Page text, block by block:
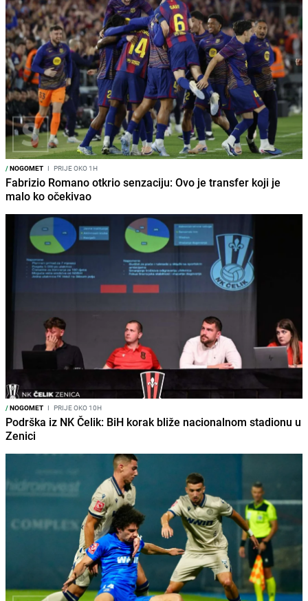
/NOGOMET I PRIJE OKO 1H
Fabrizio Romano otkrio senzaciju: Ovo je transfer koji je
malo ko očekivao
/NOGOMET I PRIJE OKO 10H
Podrška iz NK Čelik: BiH korak bliže nacionalnom stadionu u
Zenici